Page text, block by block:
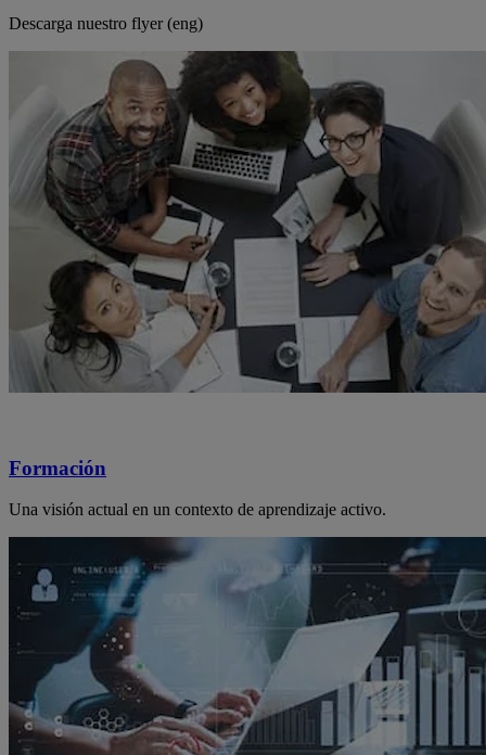
Descarga nuestro flyer (eng)
Formación
Una visión actual en un contexto de aprendizaje activo.